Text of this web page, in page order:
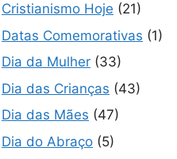
Cristianismo Hoje (21)
Datas Comemorativas (1)
Dia da Mulher (33)
Dia das Crianças (43)
Dia das Mães (47)
Dia do Abraço (5)